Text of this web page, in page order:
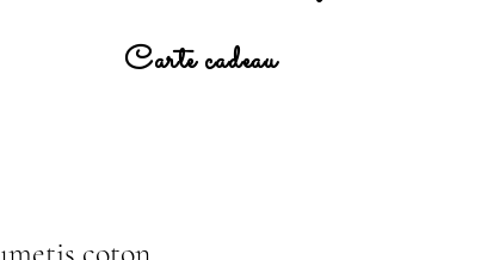
Carte cadeau